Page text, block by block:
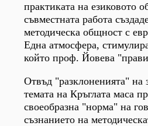
практиката на езиковото
съвместната работа
методическа общност с
Една атмосфера,
който проф. Йовева
Отвъд "разклоненията" на
темата на Кръглата маса
своеобразна "норма" на
съзнанието на